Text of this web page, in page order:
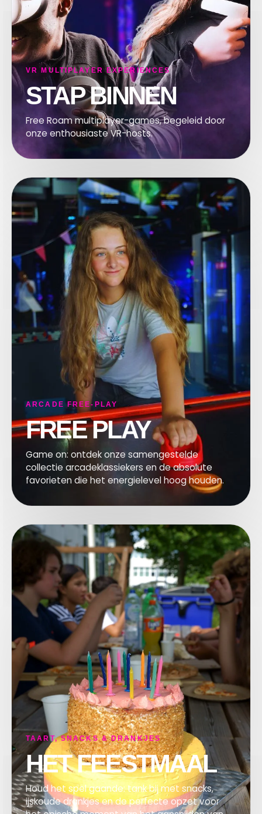
VR MULTIPLAYER EXPERIENCES
STAP BINNEN
Free Roam multiplayer-games, begeleid door
onze enthousiaste VR-hosts.
ARCADE FREE-PLAY
FREE PLAY
Game on: ontdek onze samengestelde
collectie arcadeklassiekers en de absolute
favorieten die het energielevel hoog houden.
TAART, SNACKS & DRANKJES
HET FEESTMAAL
Houd het spel gaande: tank bij met snacks,
ijskoude drankjes en de perfecte opzet voor